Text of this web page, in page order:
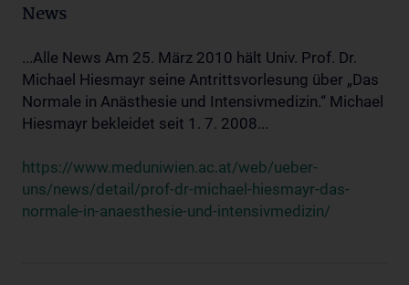
News
...Alle News Am 25. März 2010 hält Univ. Prof. Dr.
Michael Hiesmayr seine Antrittsvorlesung über „Das
Normale in Anästhesie und Intensivmedizin.“ Michael
Hiesmayr bekleidet seit 1. 7. 2008...
https://www.meduniwien.ac.at/web/ueber-
uns/news/detail/prof-dr-michael-hiesmayr-das-
normale-in-anaesthesie-und-intensivmedizin/